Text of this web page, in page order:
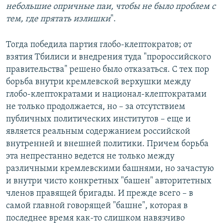
небольшие опричные паи, чтобы не было проблем с
тем, где прятать излишки".
Тогда победила партия глобо-клептократов; от
взятия Тбилиси и внедрения туда "пророссийского
правительства" решено было отказаться. С тех пор
борьба внутри кремлевской верхушки между
глобо-клептократами и национал-клептократами
не только продолжается, но – за отсутствием
публичных политических институтов – еще и
является реальным содержанием российской
внутренней и внешней политики. Причем борьба
эта непрестанно ведется не только между
различными кремлевскими башнями, но зачастую
и внутри чисто конкретных "башен" авторитетных
членов правящей бригады. И прежде всего – в
самой главной говорящей "башне", которая в
последнее время как-то слишком навязчиво